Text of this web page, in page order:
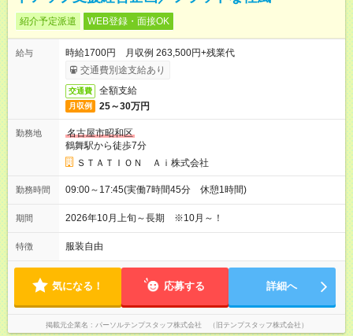
紹介予定派遣 WEB登録・面接OK
給与
時給1700円 月収例 263,500円+残業代
交通費別途支給あり
交通費 全額支給
月収例 25～30万円
勤務地
名古屋市昭和区
鶴舞駅から徒歩7分
ＳＴＡＴＩＯＮ Ａｉ株式会社
勤務時間 09:00～17:45(実働7時間45分 休憩1時間)
期間 2026年10月上旬～長期 ※10月～！
特徴 服装自由
気になる！ 応募する 詳細へ
掲載元企業名 パーソルテンプスタッフ株式会社 （旧テンプスタッフ株式会社）